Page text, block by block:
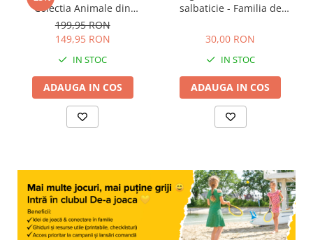
Colectia Animale din
salbaticie
199,95 RON
149,95 RON
IN STOC
ADAUGA IN COS
salbaticie - Familia de
30,00 RON
IN STOC
ADAUGA IN COS